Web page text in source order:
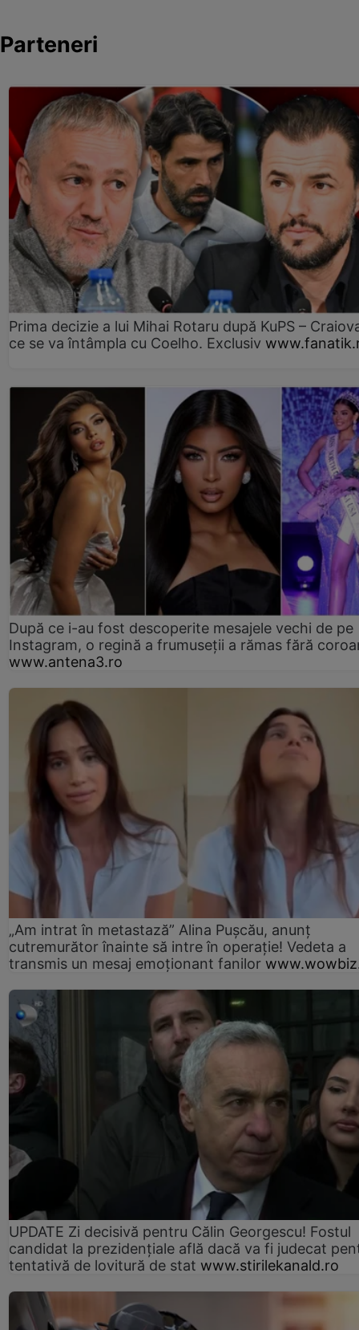
Parteneri
Prima decizie a lui Mihai Rotaru după KuPS –
ce se va întâmpla cu Coelho. Exclusiv
După ce i-au fost descoperite mesajele vechi de pe
Instagram, o regină a frumuseții a rămas fără
www.antena3.ro
„Am intrat în metastază” Alina Pușcău, anunț
cutremurător înainte să intre în operație! Vedeta a
transmis un mesaj emoționant fanilor
UPDATE Zi decisivă pentru Călin Georgescu! Fostul
candidat la prezidențiale află dacă va fi judecat
tentativă de lovitură de stat www.stirilekanald.ro